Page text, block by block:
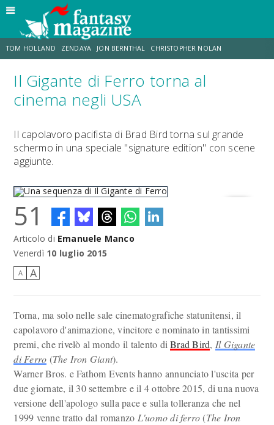
TOM HOLLAND ZENDAYA JON BERNTHAL CHRISTOPHER NOLAN
STRANIMONDI LUCCA COMICS & GAMES ODISSEA JACOB BATALON
Il Gigante di Ferro torna al
cinema negli USA
Il capolavoro pacifista di Brad Bird torna sul grande
schermo in una speciale "signature edition" con scene
aggiunte.
Una sequenza di Il Gigante di Ferro
51
Articolo di Emanuele Manco
Venerdì 10 luglio 2015
A A
Torna, ma solo nelle sale cinematografiche statunitensi, il
capolavoro d'animazione, vincitore e nominato in tantissimi
premi, che rivelò al mondo il talento diBrad Bird, Il Gigante
di Ferro (The Iron Giant).
Warner Bros. e Fathom Events hanno annunciato l'uscita per
due giornate, il 30 settembre e il 4 ottobre 2015, di una nuova
versione dell'apologo sulla pace e sulla tolleranza che nel
1999 venne tratto dal romanzo L'uomo di ferro(The Iron